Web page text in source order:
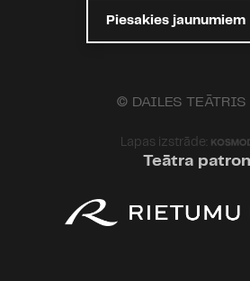
Piesakies jaunumiem
© DAILES
Lapas izstrāde:
Teātra